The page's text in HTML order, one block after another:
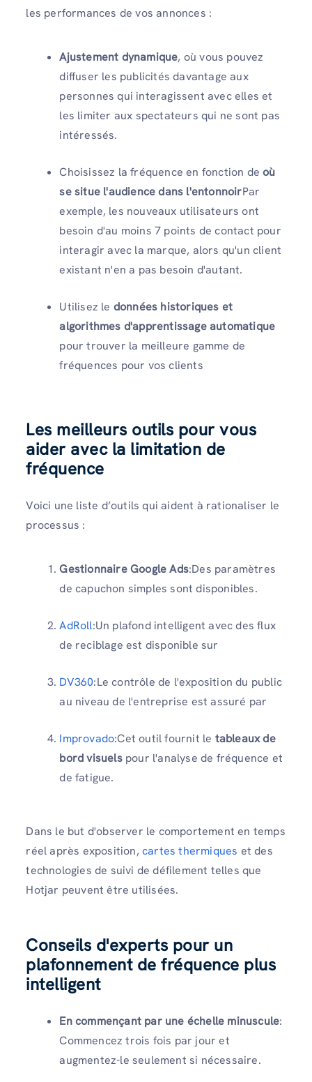
les performances de vos annonces :
Ajustement dynamique, où vous pouvez
diffuser les publicités davantage aux
personnes qui interagissent avec elles et
les limiter aux spectateurs qui ne sont pas
intéressés.
Choisissez la fréquence en fonction deoù
se situe l'audience dans l'entonnoirPar
exemple, les nouveaux utilisateurs ont
besoin d'au moins 7 points de contact pour
interagir avec la marque, alors qu'un client
existant n'en a pas besoin d'autant.
Utilisez le données historiques et
algorithmes d'apprentissage automatique
pour trouver la meilleure gamme de
fréquences pour vos clients
Les meilleurs outils pour vous
aider avec la limitation de
fréquence
Voici une liste d’outils qui aident à rationaliser le
processus :
Gestionnaire Google Ads:Des paramètres
de capuchon simples sont disponibles.
AdRoll:Un plafond intelligent avec des flux
de reciblage est disponible sur
DV360:Le contrôle de l'exposition du public
au niveau de l'entreprise est assuré par
Improvado:Cet outil fournit le tableaux de
bord visuelspour l'analyse de fréquence et
de fatigue.
Dans le but d'observer le comportement en temps
réel après exposition, cartes thermiques et des
technologies de suivi de défilement telles que
Hotjar peuvent être utilisées.
Conseils d'experts pour un
plafonnement de fréquence plus
intelligent
En commençant par une échelle minuscule:
Commencez trois fois par jour et
augmentez-le seulement si nécessaire.